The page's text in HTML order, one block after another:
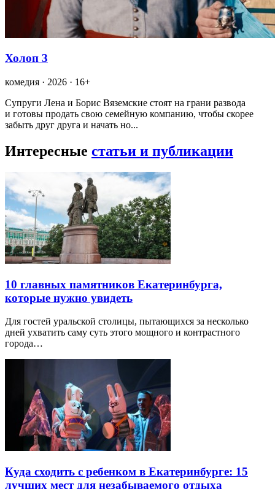
Холоп 3
комедия · 2026 · 16+
Супруги Лена и Борис Вяземские стоят на грани развода
и готовы продать свою семейную компанию, чтобы скорее
забыть друг друга и начать но...
Интересные статьи и публикации
10 главных памятников Екатеринбурга,
которые нужно увидеть
Для гостей уральской столицы, пытающихся за несколько
дней ухватить саму суть этого мощного и контрастного
города…
Куда сходить с ребенком в Екатеринбурге: 15
лучших мест для незабываемого отдыха